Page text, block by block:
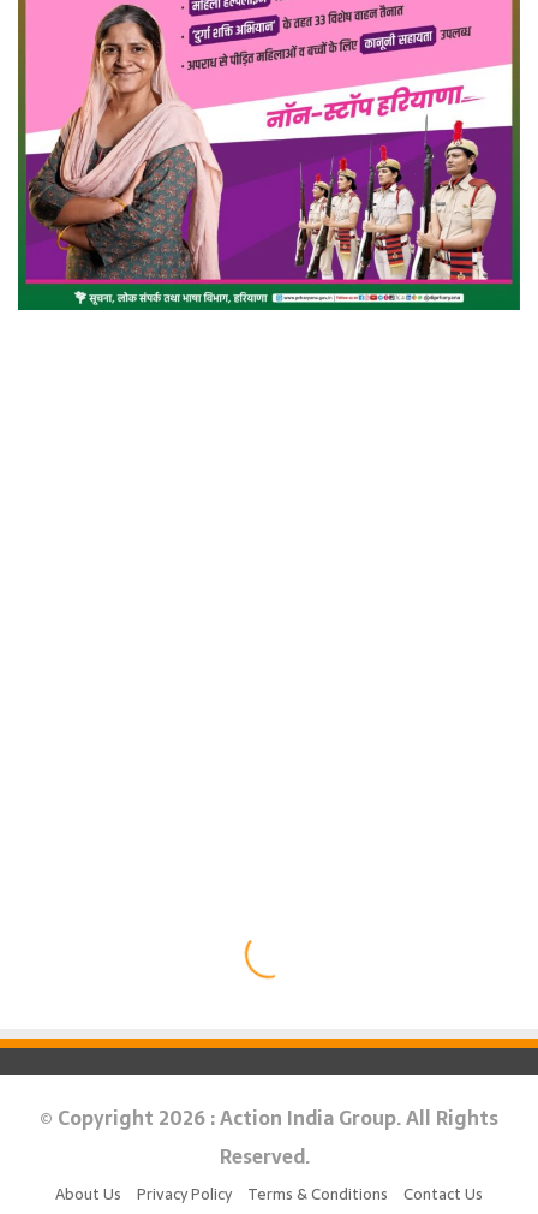
© Copyright 2026 : Action India Group. All Rights
Reserved.
About Us Privacy Policy Terms & Conditions Contact Us